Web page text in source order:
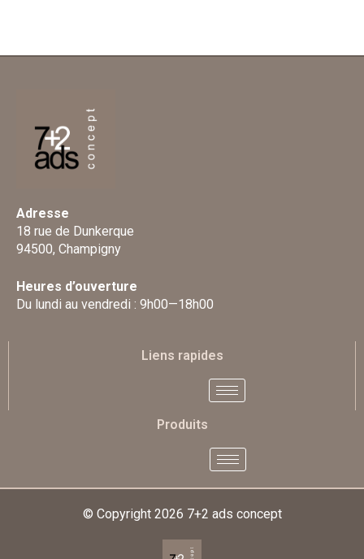
Adresse
18 rue de Dunkerque
94500, Champigny
Heures d’ouverture
Du lundi au vendredi : 9h00—18h00
Liens rapides
Produits
© Copyright 2026 7+2 ads concept